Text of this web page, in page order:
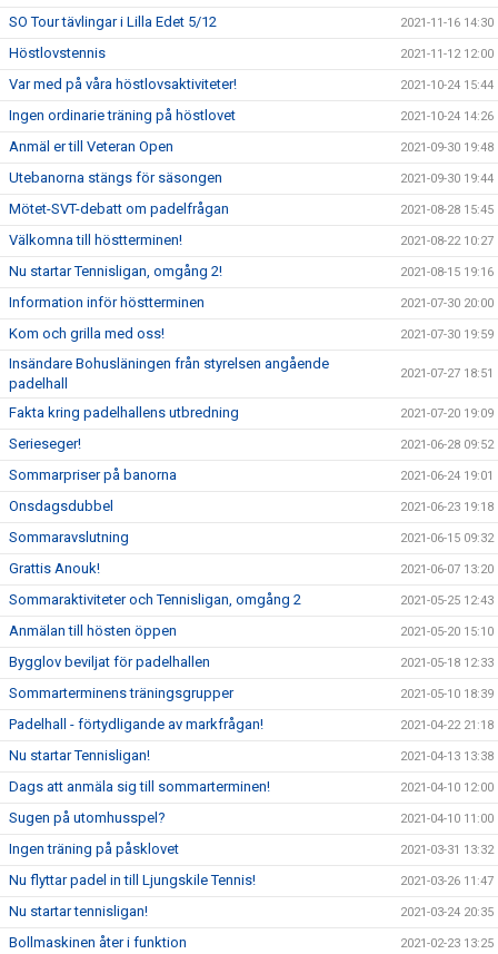
SO Tour tävlingar i Lilla Edet 5/12 2021-11-16 14:30
Höstlovstennis 2021-11-12 12:00
Var med på våra höstlovsaktiviteter! 2021-10-24 15:44
Ingen ordinarie träning på höstlovet 2021-10-24 14:26
Anmäl er till Veteran Open 2021-09-30 19:48
Utebanorna stängs för säsongen 2021-09-30 19:44
Mötet-SVT-debatt om padelfrågan 2021-08-28 15:45
Välkomna till höstterminen! 2021-08-22 10:27
Nu startar Tennisligan, omgång 2! 2021-08-15 19:16
Information inför höstterminen 2021-07-30 20:00
Kom och grilla med oss! 2021-07-30 19:59
Insändare Bohusläningen från styrelsen angående
padelhall
2021-07-27 18:51
Fakta kring padelhallens utbredning 2021-07-20 19:09
Serieseger! 2021-06-28 09:52
Sommarpriser på banorna 2021-06-24 19:01
Onsdagsdubbel 2021-06-23 19:18
Sommaravslutning 2021-06-15 09:32
Grattis Anouk! 2021-06-07 13:20
Sommaraktiviteter och Tennisligan, omgång 2 2021-05-25 12:43
Anmälan till hösten öppen 2021-05-20 15:10
Bygglov beviljat för padelhallen 2021-05-18 12:33
Sommarterminens träningsgrupper 2021-05-10 18:39
Padelhall - förtydligande av markfrågan! 2021-04-22 21:18
Nu startar Tennisligan! 2021-04-13 13:38
Dags att anmäla sig till sommarterminen! 2021-04-10 12:00
Sugen på utomhusspel? 2021-04-10 11:00
Ingen träning på påsklovet 2021-03-31 13:32
Nu flyttar padel in till Ljungskile Tennis! 2021-03-26 11:47
Nu startar tennisligan! 2021-03-24 20:35
Bollmaskinen åter i funktion 2021-02-23 13:25